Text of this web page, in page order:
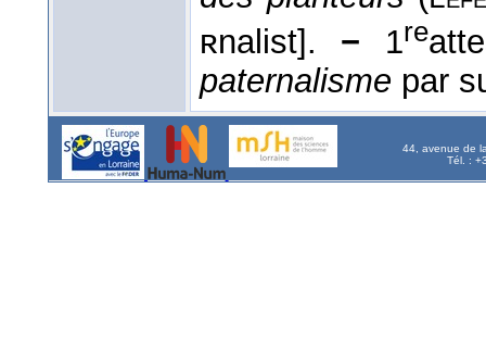
ʀnalist]. − 1re
paternalisme par
44, avenue de
Tél. :